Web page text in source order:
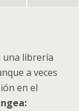
una librería
a veces
en el